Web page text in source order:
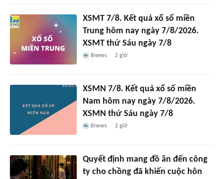
XSMT 7/8. Kết quả xổ số miền
Trung hôm nay ngày 7/8/2026.
XSMT thứ Sáu ngày 7/8
Bnews 2 giờ
XSMN 7/8. Kết quả xổ số miền
Nam hôm nay ngày 7/8/2026.
XSMN thứ Sáu ngày 7/8
Bnews 2 giờ
Quyết định mang đồ ăn đến công
ty cho chồng đã khiến cuộc hôn